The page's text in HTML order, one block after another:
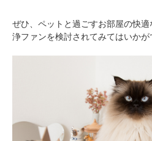
ぜひ、ペットと過ごすお部屋の快
浄ファンを検討されてみてはいかが